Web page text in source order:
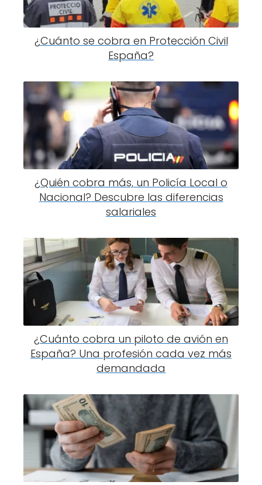
¿Cuánto se cobra en Protección Civil
España?
¿Quién cobra más, un Policía Local o
Nacional? Descubre las diferencias
salariales
¿Cuánto cobra un piloto de avión en
España? Una profesión cada vez más
demandada